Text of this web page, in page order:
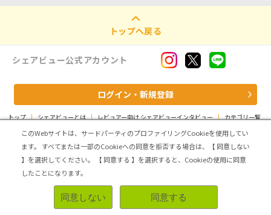
トップへ戻る
シェアビュー公式アカウント
ログイン・新規登録
トップ | シェアビューとは | レビュアー向け シェアビューインタビュー | カテゴリ一覧
運営会社 | 個人情報の取扱いについて | 利用規約 サイトマップ
Copyright (C) ASMARQ Co.,Ltd. All Rights Reserved.
このWebサイトは、サードパーティのプロファイリングCookieを使用してい
ます。
すべてまたは一部のCookieへの同意を拒否する場合は、【 同意しない
】を選択してください。
【 同意する 】を選択すると、Cookieの使用に同意
したことになります。
同意しない 同意する